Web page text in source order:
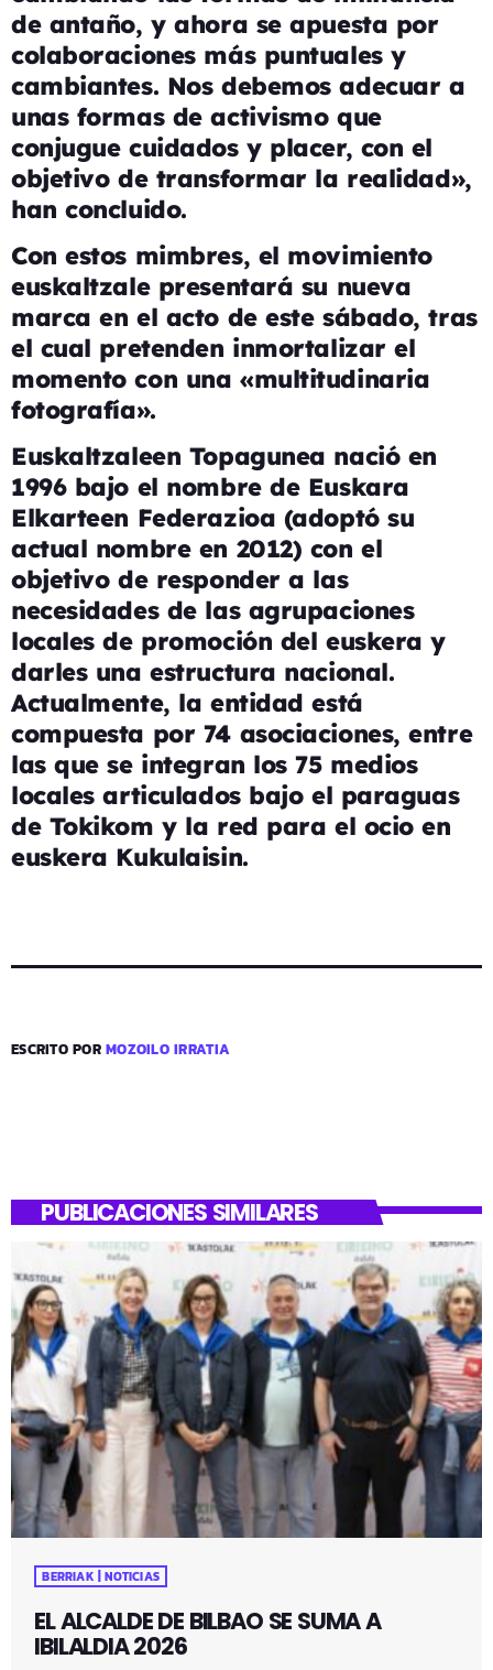
de antaño, y ahora se apuesta por
colaboraciones más puntuales y
cambiantes. Nos debemos adecuar a
unas formas de activismo que
conjugue cuidados y placer, con el
objetivo de transformar la realidad»,
han concluido.
Con estos mimbres, el movimiento
euskaltzale presentará su nueva
marca en el acto de este sábado, tras
el cual pretenden inmortalizar el
momento con una «multitudinaria
fotografía».
Euskaltzaleen Topagunea nació en
1996 bajo el nombre de Euskara
Elkarteen Federazioa (adoptó su
actual nombre en 2012) con el
objetivo de responder a las
necesidades de las agrupaciones
locales de promoción del euskera y
darles una estructura nacional.
Actualmente, la entidad está
compuesta por 74 asociaciones, entre
las que se integran los 75 medios
locales articulados bajo el paraguas
de Tokikom y la red para el ocio en
euskera Kukulaisin.
ESCRITO PORMOZOILO IRRATIA
PUBLICACIONES SIMILARES
BERRIAK | NOTICIAS
EL ALCALDE DE BILBAO SE SUMA A
IBILALDIA 2026